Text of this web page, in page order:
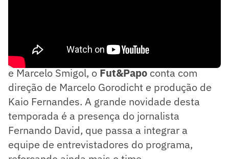
Apresentado pelos jornalistas João Lidington
e Marcelo Smigol, oFut&Papoconta com
direção de Marcelo Gorodicht e produção de
Kaio Fernandes. A grande novidade desta
temporada é a presença do jornalista
Fernando David, que passa a integrar a
equipe de entrevistadores do programa,